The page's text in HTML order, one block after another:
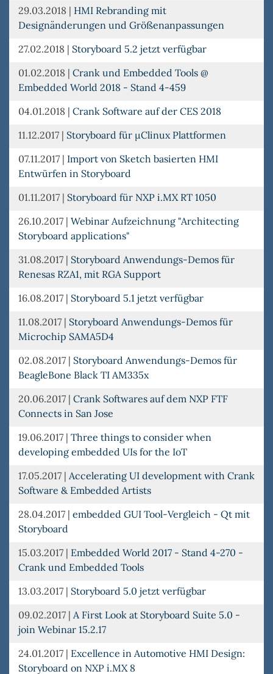
29.03.2018 | HMI Rebranding mit
Designänderungen und Größenanpassungen
27.02.2018 | Storyboard 5.2 jetzt verfügbar
01.02.2018 | Crank und Embedded Tools @
Embedded World 2018 - Stand 4-459
04.01.2018 | Crank Software auf der CES 2018
11.12.2017 | Storyboard für µClinux Plattformen
07.11.2017 | Import von Sketch basierten HMI
Entwürfen in Storyboard
01.11.2017 | Storyboard für NXP i.MX RT 1050
26.10.2017 | Webinar Aufzeichnung "Architecting
Storyboard applications"
31.08.2017 | Storyboard Anwendungs-Demos für
Renesas RZA1, mit RGA Support
16.08.2017 | Storyboard 5.1 jetzt verfügbar
11.08.2017 | Storyboard Anwendungs-Demos für
Microchip SAMA5D4
02.08.2017 | Storyboard Anwendungs-Demos für
BeagleBone Black TI AM335x
20.06.2017 | Crank Softwares auf dem NXP FTF
Connects in San Jose
19.06.2017 | Three things to consider when
developing embedded UIs for the IoT
17.05.2017 | Accelerating UI development with Crank
Software & Embedded Artists
28.04.2017 | embedded GUI Tool-Vergleich - Qt mit
Storyboard
15.03.2017 | Embedded World 2017 - Stand 4-270 -
Crank und Embedded Tools
13.03.2017 | Storyboard 5.0 jetzt verfügbar
09.02.2017 | A First Look at Storyboard Suite 5.0 -
join Webinar 15.2.17
24.01.2017 | Excellence in Automotive HMI Design:
Storyboard on NXP i.MX 8